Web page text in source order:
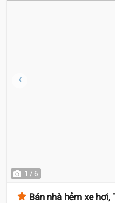
1 / 6
Bán nhà hẻm xe hơi,